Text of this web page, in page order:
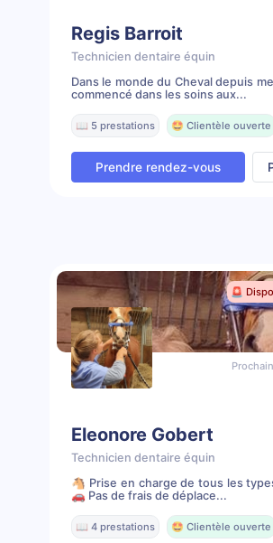
Regis Barroit
Technicien dentaire équin
Dans le monde du Cheval depuis
commencé dans les soins aux...
📖 5 prestations 🤩 Clientèle ouverte
Prendre rendez-vous
🚨
Eleonore Gobert
Technicien dentaire équin
🐴 Prise en charge de tous les
🚗 Pas de frais de déplace...
📖 4 prestations 🤩 Clientèle ouverte